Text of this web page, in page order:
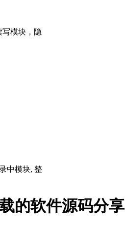
模块，隐
中模块, 整
的软件源码分享